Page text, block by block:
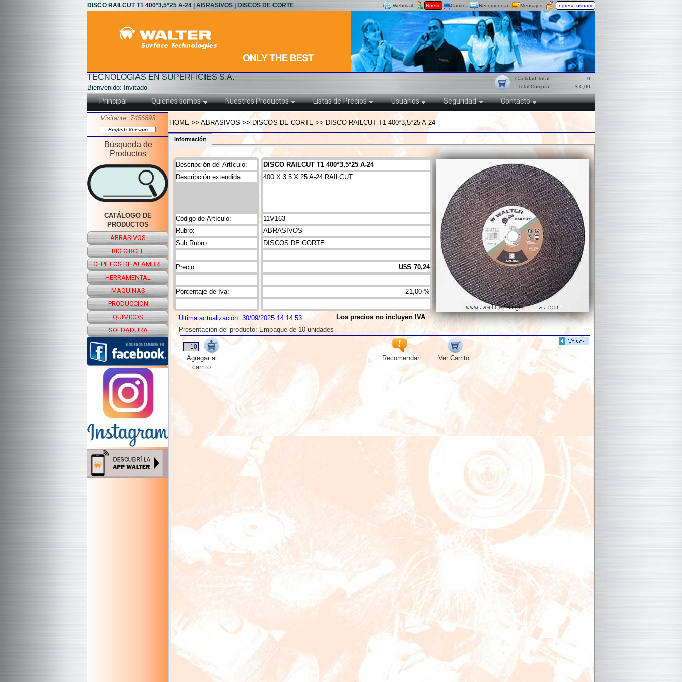
DISCO RAILCUT T1 400*3,5*25 A-24 | ABRASIVOS | DISCOS DE CORTE Mensajes
Recomendar
Nuevo Ingreso usuario
Carrito
Webmail
0
$ 0,00
Cantidad Total:
Total Compra:
TECNOLOGIAS EN SUPERFICIES S.A.
Bienvenido: Invitado
Principal Quienes somos Nuestros Productos Listas de Precios Usuarios Seguridad Contacto
Visitante: 7456893
English Version
Búsqueda de
Productos
CATÁLOGO DE
PRODUCTOS
ABRASIVOS
BIO CIRCLE
CEPILLOS DE ALAMBRE
HERRAMENTAL
MAQUINAS
PRODUCCION
QUIMICOS
SOLDADURA
HOME >> ABRASIVOS >> DISCOS DE CORTE >> DISCO RAILCUT T1 400*3,5*25 A-24
Información
Descripción del Artículo:
Código de Artículo:
Rubro:
Sub Rubro:
Precio:
Descripción extendida:
Porcentaje de Iva:
DISCO RAILCUT T1 400*3,5*25 A-24
11V163
ABRASIVOS
DISCOS DE CORTE
U$S 70,24
400 X 3.5 X 25 A-24 RAILCUT
21,00 %
Los precios no incluyen IVA
Última actualización: 30/09/2025 14:14:53
Presentación del producto: Empaque de 10 unidades
Recomendar Ver Carrito
Agregar al
carrito